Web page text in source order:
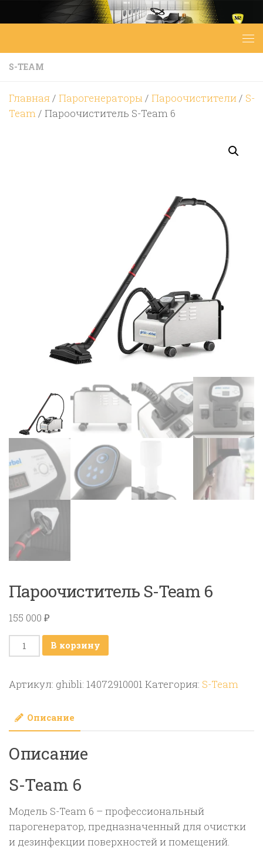
Перейти к содержимому
S-TEAM
Главная/ Парогенераторы/ Пароочистители/ S-
Team/ Пароочиститель S-Team 6
Пароочиститель S-Team 6
155 000 ₽
Количество
товара
S-
В корзину
Артикул: ghibli: 14072910001 Категория: S-Team
Описание
Описание
S-Team 6
Модель S-Team 6 – профессиональный
парогенератор, предназначенный для очистки
и дезинфекции поверхностей и помещений.